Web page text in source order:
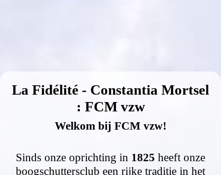
La Fidélité - Constantia Mortsel
: FCM vzw
Welkom bij FCM vzw!
Sinds onze oprichting in 1825 heeft onze
boogschuttersclub een rijke traditie in het